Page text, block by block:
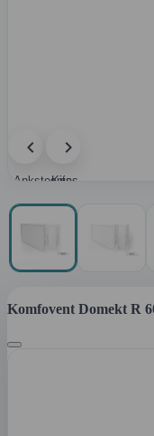
Ankstesnis
Kitas
Komfovent Domekt R